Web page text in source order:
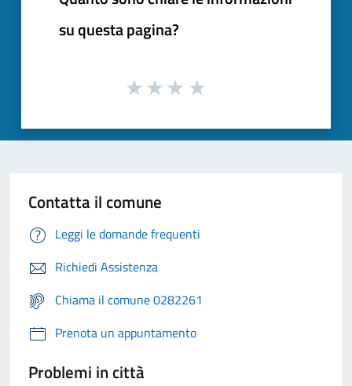
su questa pagina?
Contatta il comune
Leggi le domande frequenti
Richiedi Assistenza
Chiama il comune 0282261
Prenota un appuntamento
Problemi in città